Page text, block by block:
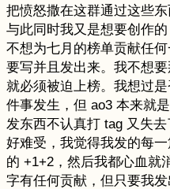
把愤怒撒在这群通过这些
与此同时我又是想要创作
不想为七月的榜单贡献任
要写并且发出来。我不想
就必须被迫上榜。我想过
件事发生，但 ao3 本来就
发东西不认真打 tag 又失
好难受，我觉得我发的每
的 +1+2，然后我都心血就
字有任何贡献，但只要我